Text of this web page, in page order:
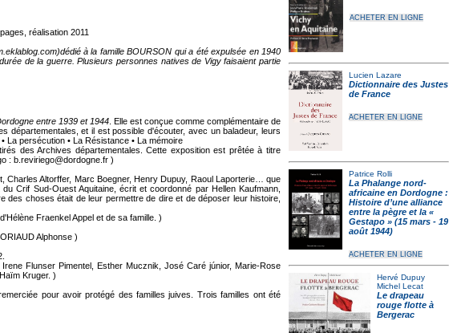
ACHETER EN LIGNE
Lucien Lazare
Dictionnaire des Justes
de France
ACHETER EN LIGNE
Patrice Rolli
La Phalange nord-
africaine en Dordogne :
Histoire d’une alliance
entre la pègre et la «
Gestapo » (15 mars - 19
août 1944)
ACHETER EN LIGNE
Hervé Dupuy
Michel Lecat
Le drapeau
rouge flotte à
Bergerac
réalisation 2011
à la famille BOURSON qui a été expulsée en 1940
de la guerre. Plusieurs personnes natives de Vigy faisaient partie
entre 1939 et 1944 . Elle est conçue comme complémentaire de
départementales, et il est possible d'écouter, avec un baladeur, leurs
La persécution • La Résistance • La mémoire
des Archives départementales. Cette exposition est prêtée à titre
: b.reviriego@dordogne.fr )
Charles Altorffer, Marc Boegner, Henry Dupuy, Raoul Laporterie… que
Crif Sud-Ouest Aquitaine, écrit et coordonné par Hellen Kaufmann,
choses était de leur permettre de dire et de déposer leur histoire,
Fraenkel Appel et de sa famille. )
Alphonse )
Flunser Pimentel, Esther Mucznik, José Caré júnior, Marie-Rose
Kruger. )
pour avoir protégé des familles juives. Trois familles ont été